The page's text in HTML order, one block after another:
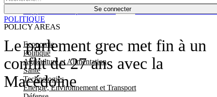
Se connecter
POLICY AREAS
Economie
Politique
Agriculture et Alimentation
Santé
Technologies
Energie, Environnement et Transport
Économie
Le parlement grec met fin à un
conflit de 27 ans avec la
Macédoine
POLITIQUE